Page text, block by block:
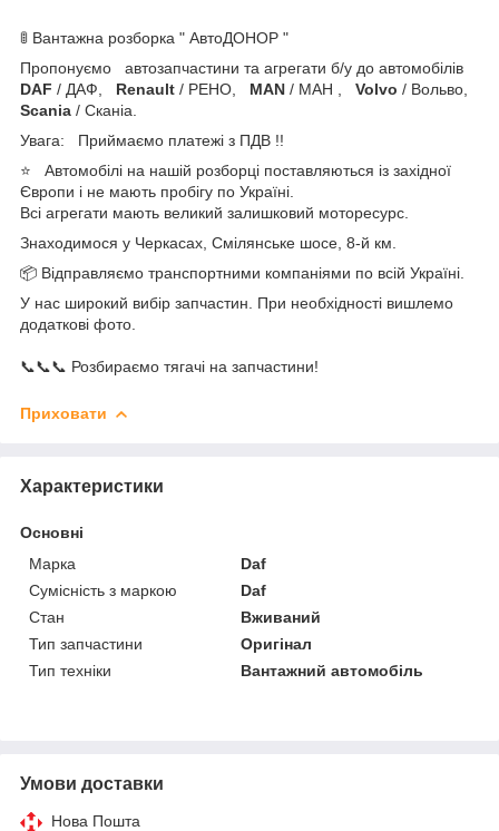
🚦 Вантажна розборка " АвтоДОНОР "
Пропонуємо автозапчастини та агрегати б/у до автомобілів
DAF / ДАФ, Renault / РЕНО, MAN / МАН , Volvo / Вольво,
Scania / Сканіа.
Увага: Приймаємо платежі з ПДВ !!
⭐ Автомобілі на нашій розборці поставляються із західної
Європи і не мають пробігу по Україні.
Всі агрегати мають великий залишковий моторесурс.
Знаходимося у Черкасах, Смілянське шосе, 8-й км.
📦 Відправляємо транспортними компаніями по всій Україні.
У нас широкий вибір запчастин. При необхідності вишлемо
додаткові фото.
📞📞📞 Розбираємо тягачі на запчастини!
Приховати
Характеристики
Основні
Марка
Daf
Сумісність з маркою
Daf
Стан
Вживаний
Тип запчастини
Оригінал
Тип техніки
Вантажний автомобіль
Умови доставки
Нова Пошта